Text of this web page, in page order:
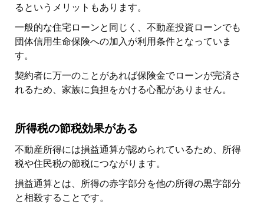
るというメリットもあります。
一般的な住宅ローンと同じく、不動産投資ローンでも
団体信用生命保険への加入が利用条件となっていま
す。
契約者に万一のことがあれば保険金でローンが完済さ
れるため、家族に負担をかける心配がありません。
所得税の節税効果がある
不動産所得には損益通算が認められているため、所得
税や住民税の節税につながります。
損益通算とは、所得の赤字部分を他の所得の黒字部分
と相殺することです。